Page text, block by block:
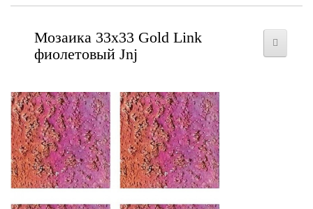
Мозаика 33x33 Gold Link
фиолетовый Jnj